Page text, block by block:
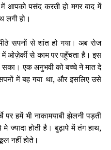
पसंद करती हो मगर बाद में
लगी हो।
सपनों से शांत हो गया। अब रोज
में ओज़ेर्की से काम पर पहुँचता है। इस
सका। एक अनुभवी को बच्चे ने मात दे
में बह गया था, और इसलिए उसे
हमें भी नाकामयाबी झेलनी पड़ती
ज्यादा होती है। बुढ़ापे में तंग हाथ,
नहीं होते।